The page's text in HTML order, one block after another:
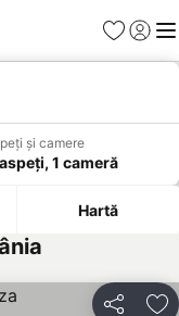
Favorite
și camere
1 cameră
Hartă